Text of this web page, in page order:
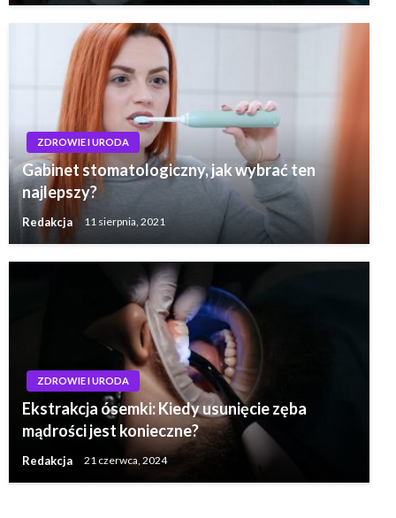
ZDROWIE I URODA
Gabinet stomatologiczny, jak wybrać ten
najlepszy?
Redakcja 11 sierpnia, 2021
ZDROWIE I URODA
Ekstrakcja ósemki: Kiedy usunięcie zęba
mądrości jest konieczne?
Redakcja 21 czerwca, 2024